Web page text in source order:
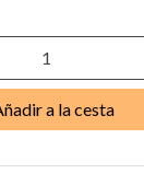
a la cesta